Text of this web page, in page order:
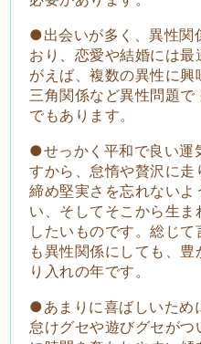
●出会いが多く、異性関
おり、恋愛や結婚には
がえば、複数の異性に興
三角関係など異性問題
でもあります。
●せっかく平和で良い運
すから、怠惰や贅沢に走
締め堅実さを忘れない
い、そしてそこから生
したいものです。総じ
も異性関係にしても、
り入れの年です。
●あまりに喜ばしいため
怠けグセや遊びグセがつ